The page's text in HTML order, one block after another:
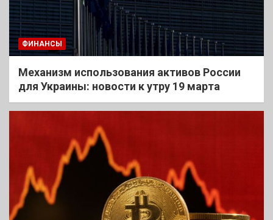
ФИНАНСЫ
Механизм использования активов России
для Украины: новости к утру 19 марта